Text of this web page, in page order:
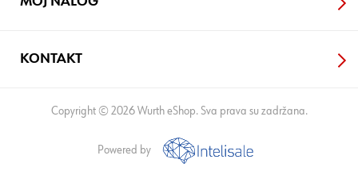
KONTAKT
Copyright © 2026 Wurth eShop. Sva prava su zadržana.
Powered by